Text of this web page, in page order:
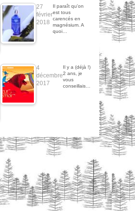
27
février
2018
Il paraît qu'on
est tous
carencés en
magnésium. A
quoi…
4
décembre
2017
Il y a (déjà !)
2 ans, je
vous
conseillais…